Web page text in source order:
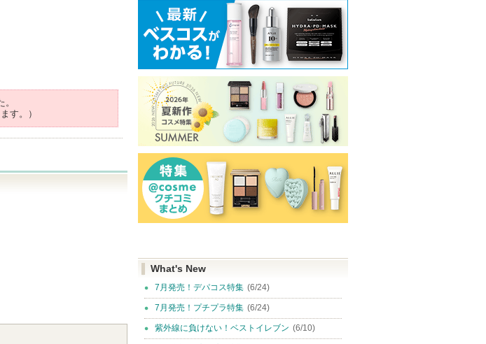
す。）
What's New
7月発売！デパコス特集 (6/24)
7月発売！プチプラ特集 (6/24)
紫外線に負けない！ベストイレブン (6/10)